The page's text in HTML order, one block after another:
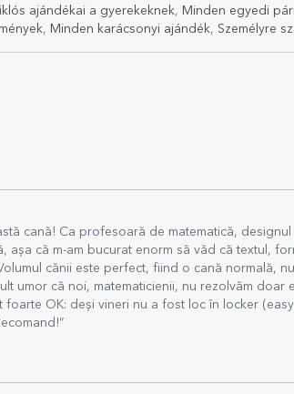
ajándékai a gyerekeknek, Minden egyedi
, Minden karácsonyi ajándék, Személyre
cană! Ca profesoară de matematică,
așa că m-am bucurat enorm să văd că textul,
cănii este perfect, fiind o cană normală,
umor că noi, matematicienii, nu rezolvăm doar
foarte OK: deși vineri nu a fost loc în locker